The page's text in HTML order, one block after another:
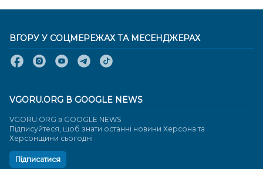
ВГОРУ У СОЦМЕРЕЖАХ ТА МЕСЕНДЖЕРАХ
VGORU.ORG В GOOGLE NEWS
VGORU.ORG в GOOGLE NEWS
Підписуйтеся, щоб знати останні новини Херсона та
Херсонщини сьогодні
Підписатися